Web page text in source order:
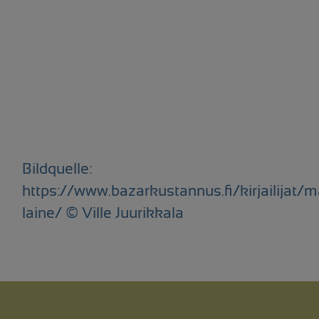
Bildquelle:
https://www.bazarkustannus.fi/kirjailijat/
laine/ © Ville Juurikkala